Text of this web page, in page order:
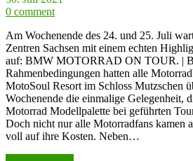
0 comment
Am Wochenende des 24. und 25. Juli
Zentren Sachsen mit einem echten
auf: BMW MOTORRAD ON TOUR. |
Rahmenbedingungen hatten alle
MotoSoul Resort im Schloss Mutzschen
Wochenende die einmalige Gelegenheit,
Motorrad Modellpalette bei geführten
Doch nicht nur alle Motorradfans kamen
voll auf ihre Kosten. Neben…